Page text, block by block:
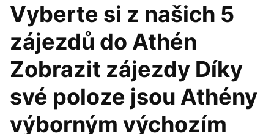
Vyberte si z našich 5
zájezdů do Athén
Zobrazit zájezdy Díky
své poloze jsou Athény
výborným výchozím